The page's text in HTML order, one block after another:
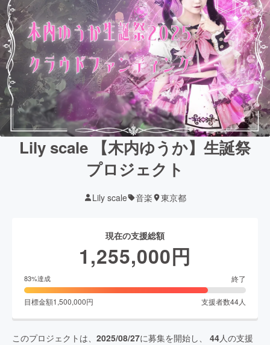
Lily scale 【木内ゆうか】生誕祭
プロジェクト
Lily scale 音楽 東京都
現在の支援総額
1,255,000円
83%達成 終了
目標金額1,500,000円 支援者数44人
このプロジェクトは、 2025/08/27に募集を開始し、 44人の支援